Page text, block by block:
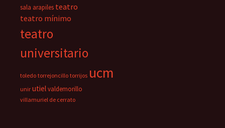
sala arapiles teatro
teatro mínimo
teatro
universitario
toledo torrejoncillo torrijos ucm
unir utielvaldemorillo
villamuriel de cerrato